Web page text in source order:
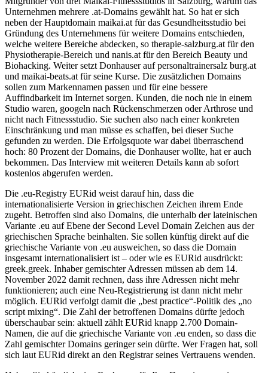
Unternehmen mehrere .at-Domains gewählt hat. So hat er sich
neben der Hauptdomain maikai.at für das Gesundheitsstudio bei
Gründung des Unternehmens für weitere Domains entschieden,
welche weitere Bereiche abdecken, so therapie-salzburg.at für den
Physiotherapie-Bereich und nanis.at für den Bereich Beauty und
Biohacking. Weiter setzt Donhauser auf personaltrainersalz burg.at
und maikai-beats.at für seine Kurse. Die zusätzlichen Domains
sollen zum Markennamen passen und für eine bessere
Auffindbarkeit im Internet sorgen. Kunden, die noch nie in einem
Studio waren, googeln nach Rückenschmerzen oder Arthrose und
nicht nach Fitnessstudio. Sie suchen also nach einer konkreten
Einschränkung und man müsse es schaffen, bei dieser Suche
gefunden zu werden. Die Erfolgsquote war dabei überraschend
hoch: 80 Prozent der Domains, die Donhauser wollte, hat er auch
bekommen. Das Interview mit weiteren Details kann ab sofort
kostenlos abgerufen werden.
Die .eu-Registry EURid weist darauf hin, dass die
internationalisierte Version in griechischen Zeichen ihrem Ende
zugeht. Betroffen sind also Domains, die unterhalb der lateinischen
Variante .eu auf Ebene der Second Level Domain Zeichen aus der
griechischen Sprache beinhalten. Sie sollen künftig direkt auf die
griechische Variante von .eu ausweichen, so dass die Domain
insgesamt internationalisiert ist – oder wie es EURid ausdrückt:
greek.greek. Inhaber gemischter Adressen müssen ab dem 14.
November 2022 damit rechnen, dass ihre Adressen nicht mehr
funktionieren; auch eine Neu-Registrierung ist dann nicht mehr
möglich. EURid verfolgt damit die „best practice“-Politik des „no
script mixing“. Die Zahl der betroffenen Domains dürfte jedoch
überschaubar sein: aktuell zählt EURid knapp 2.700 Domain-
Namen, die auf die griechische Variante von .eu enden, so dass die
Zahl gemischter Domains geringer sein dürfte. Wer Fragen hat, soll
sich laut EURid direkt an den Registrar seines Vertrauens wenden.